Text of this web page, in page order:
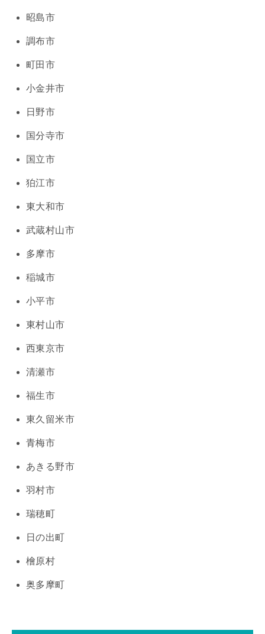
昭島市
調布市
町田市
小金井市
日野市
国分寺市
国立市
狛江市
東大和市
武蔵村山市
多摩市
稲城市
小平市
東村山市
西東京市
清瀬市
福生市
東久留米市
青梅市
あきる野市
羽村市
瑞穂町
日の出町
檜原村
奥多摩町